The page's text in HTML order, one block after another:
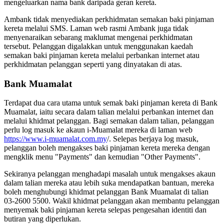
mengeluarkan nama bank daripada geran kereta.
Ambank tidak menyediakan perkhidmatan semakan baki pinjaman
kereta melalui SMS. Laman web rasmi Ambank juga tidak
menyenaraikan sebarang maklumat mengenai perkhidmatan
tersebut. Pelanggan digalakkan untuk menggunakan kaedah
semakan baki pinjaman kereta melalui perbankan internet atau
perkhidmatan pelanggan seperti yang dinyatakan di atas.
Bank Muamalat
Terdapat dua cara utama untuk semak baki pinjaman kereta di Bank
Muamalat, iaitu secara dalam talian melalui perbankan internet dan
melalui khidmat pelanggan. Bagi semakan dalam talian, pelanggan
perlu log masuk ke akaun i-Muamalat mereka di laman web
https://www.i-muamalat.com.my/. Selepas berjaya log masuk,
pelanggan boleh mengakses baki pinjaman kereta mereka dengan
mengklik menu "Payments" dan kemudian "Other Payments".
Sekiranya pelanggan menghadapi masalah untuk mengakses akaun
dalam talian mereka atau lebih suka mendapatkan bantuan, mereka
boleh menghubungi khidmat pelanggan Bank Muamalat di talian
03-2600 5500. Wakil khidmat pelanggan akan membantu pelanggan
menyemak baki pinjaman kereta selepas pengesahan identiti dan
butiran yang diperlukan.